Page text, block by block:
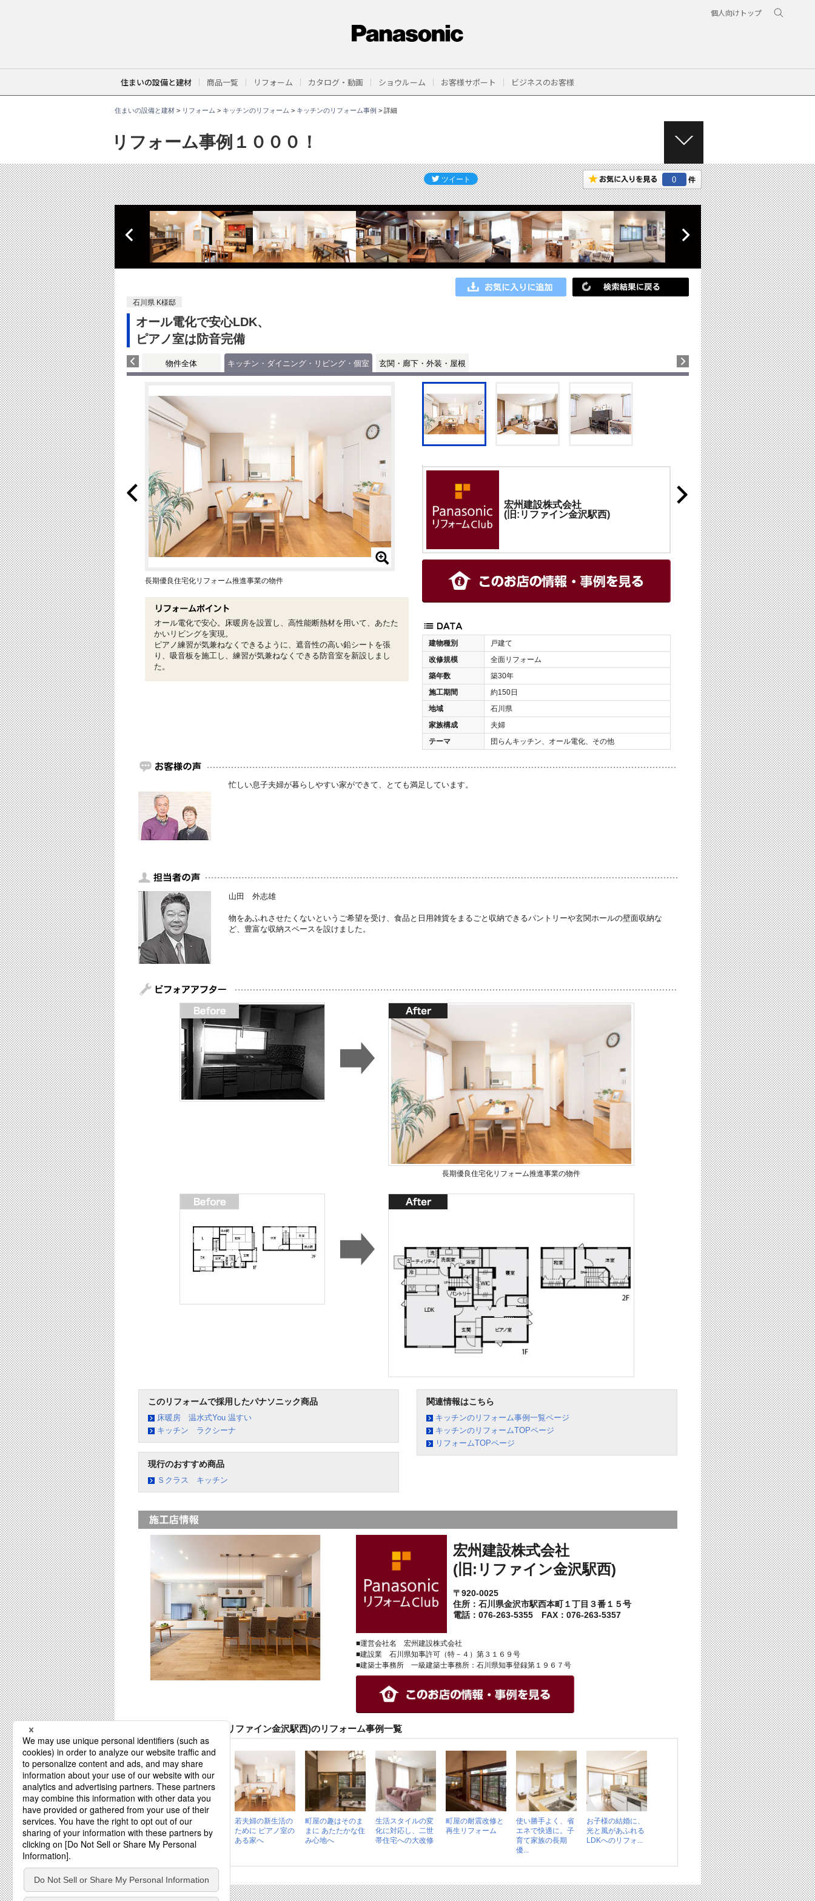
個人向けトップ
住まいの設備と建材 商品一覧 リフォーム カタログ・動画 ショウルーム お客様サポート ビジネスのお客様
住まいの設備と建材> リフォーム > キッチンのリフォーム > キッチンのリフォーム事例 > 詳細
リフォーム事例１０００！
E
N
。
0
石川県 K様邸
オール電化で安心LDK、
ピアノ室は防音完備
物件全体 キッチン・ダイニング・リビング・個室 玄関・廊下・外装・屋根
宏州建設株式会社
(旧:リファイン金沢駅西)
建物種別
戸建て
改修規模
全面リフォーム
築年数
築30年
施工期間
約150日
地域
石川県
家族構成
夫婦
テーマ
団らんキッチン、オール電化、その他
長期優良住宅化リフォーム推進事業の物件
オール電化で安心。床暖房を設置し、高性能断熱材を用いて、あたた
かいリビングを実現。
ピアノ練習が気兼ねなくできるように、遮音性の高い鉛シートを張
り、吸音板を施工し、練習が気兼ねなくできる防音室を新設しまし
た。
忙しい息子夫婦が暮らしやすい家ができて、とても満足しています。
山田 外志雄
物をあふれさせたくないというご希望を受け、食品と日用雑貨をまるごと収納できるパントリーや玄関ホールの壁面収納な
ど、豊富な収納スペースを設けました。
長期優良住宅化リフォーム推進事業の物件
このリフォームで採用したパナソニック商品
床暖房 温水式You 温すい
キッチン ラクシーナ
現行のおすすめ商品
Ｓクラス キッチン
関連情報はこちら
キッチンのリフォーム事例一覧ページ
キッチンのリフォームTOPページ
リフォームTOPページ
宏州建設株式会社
(旧:リファイン金沢駅西)
〒920-0025
住所：石川県金沢市駅西本町１丁目３番１５号
電話：076-263-5355 FAX：076-263-5357
■運営会社名 宏州建設株式会社
■建設業 石川県知事許可（特－４）第３１６９号
■建築士事務所 一級建築士事務所：石川県知事登録第１９６７号
宏州建設株式会社(旧:リファイン金沢駅西)のリフォーム事例一覧
世代がつながり、
憩う。 モダンで美
しい平屋の住ま
い。
若夫婦の新生活の
ために ピアノ室の
ある家へ
町屋の趣はそのま
まに あたたかな住
み心地へ
生活スタイルの変
化に対応し、二世
帯住宅への大改修
町屋の耐震改修と
再生リフォーム
使い勝手よく、省
エネで快適に。子
育て家族の長期
優...
お子様の結婚に、
光と風があふれる
LDKへのリフォ...